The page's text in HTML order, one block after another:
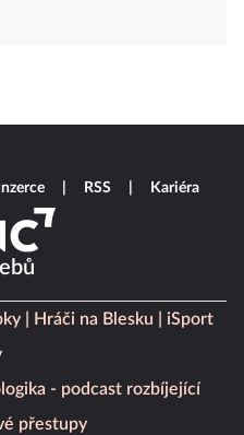
Hráči na Blesku
iSport
- podcast rozbíjející
přestupy
Inzerce RSS Kariéra